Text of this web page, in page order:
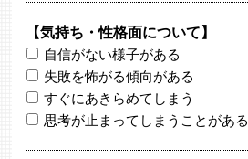
【気持ち・性格面について】
自信がない様子がある
失敗を怖がる傾向がある
すぐにあきらめてしまう
思考が止まってしまうことがある